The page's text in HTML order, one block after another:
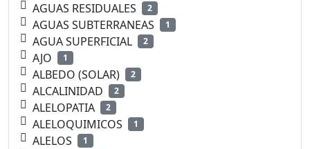
AGUAS RESIDUALES 2
AGUAS SUBTERRANEAS 1
AGUA SUPERFICIAL 2
AJO 1
ALBEDO (SOLAR) 2
ALCALINIDAD 2
ALELOPATIA 2
ALELOQUIMICOS 1
ALELOS 1